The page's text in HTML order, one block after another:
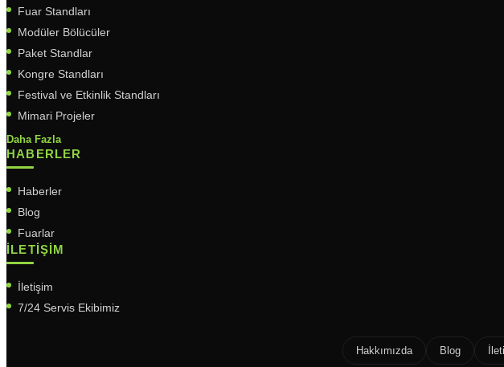
Fuar Standları
Modüler Bölücüler
Paket Standlar
Kongre Standları
Festival ve Etkinlik Standları
Mimari Projeler
Daha Fazla
HABERLER
Haberler
Blog
Fuarlar
İLETIŞIM
İletişim
7/24 Servis Ekibimiz
Hakkımızda Blog